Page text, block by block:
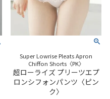
Super Lowrise Pleats Apron
Chiffon Shorts〈PK〉
超ローライズ プリーツエプ
ロンシフォンパンツ〈ピン
ク〉